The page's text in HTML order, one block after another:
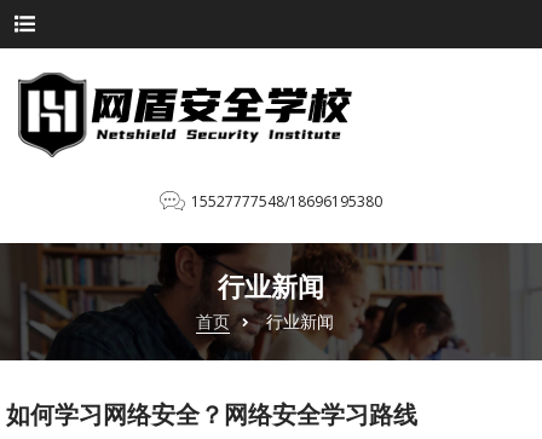
15527777548/18696195380
行业新闻
首页 行业新闻
如何学习网络安全？网络安全学习路线